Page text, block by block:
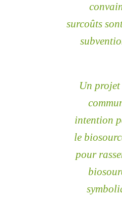
surcoûts
Un projet
intention
le
pour